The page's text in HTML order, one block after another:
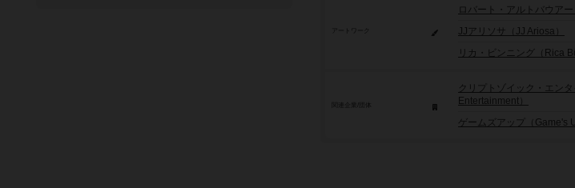
アートワーク
ロバート・アルトバウア
JJアリソサ（JJ Ariosa）
リカ・ビンニング（Rica
クリプトゾイック・エン
Entertainment）
ゲームズアップ（Game's